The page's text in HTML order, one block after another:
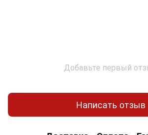
Добавьте первый
Написать отзыв